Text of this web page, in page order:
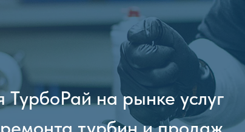
ТурбоРай на рынке услуг